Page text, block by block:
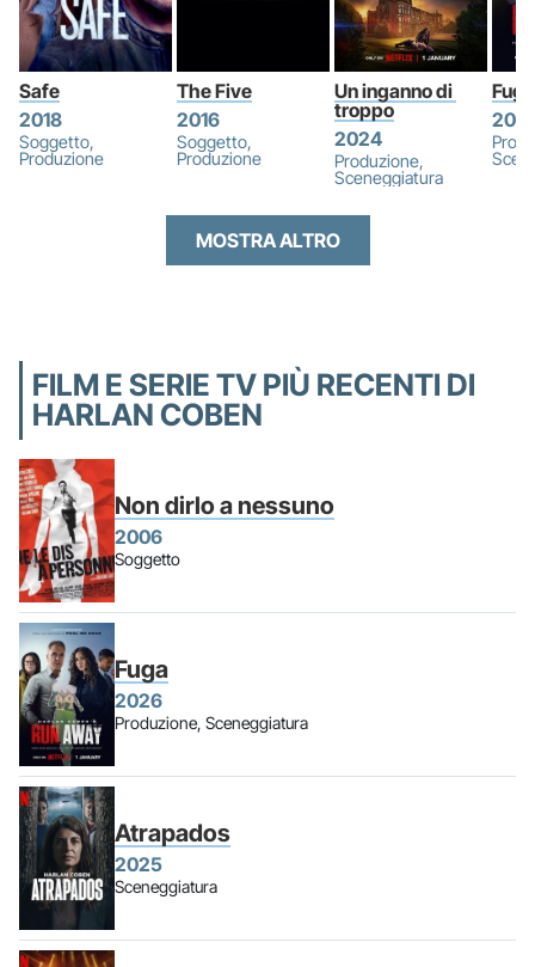
Safe
2018
Soggetto,
Produzione
The Five
2016
Soggetto,
Produzione
Un inganno di
troppo
2024
Produzione,
Sceneggiatura
Fuga
MOSTRA ALTRO
FILM E SERIE TV PIÙ RECENTI DI
HARLAN COBEN
Non dirlo a nessuno
2006
Soggetto
Fuga
2026
Produzione, Sceneggiatura
Atrapados
2025
Sceneggiatura